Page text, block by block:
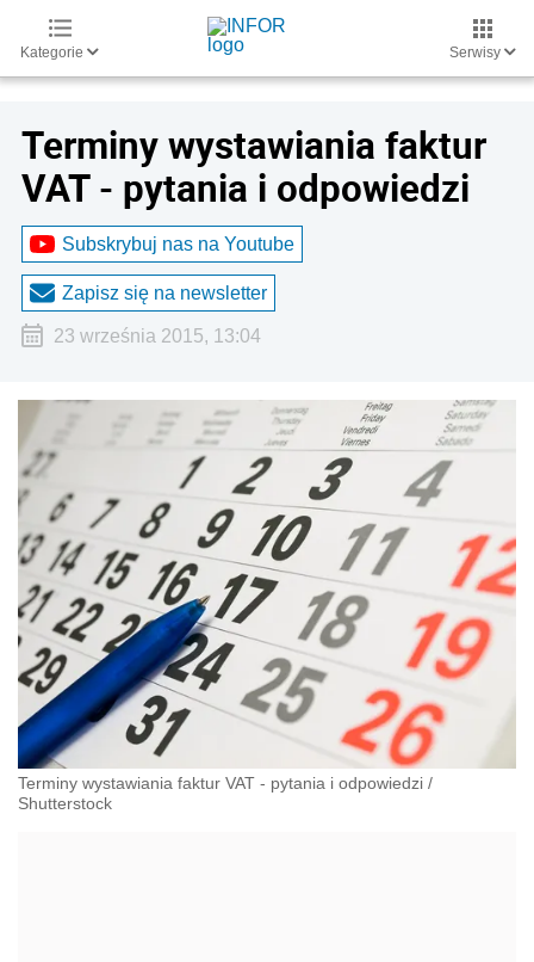
Kategorie Serwisy
Terminy wystawiania faktur
VAT - pytania i odpowiedzi
Subskrybuj nas na Youtube
Zapisz się na newsletter
23 września 2015, 13:04
Terminy wystawiania faktur VAT - pytania i odpowiedzi /
Shutterstock